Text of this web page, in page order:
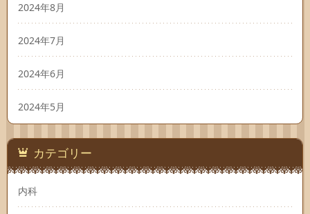
2024年8月
2024年7月
2024年6月
2024年5月
カテゴリー
内科